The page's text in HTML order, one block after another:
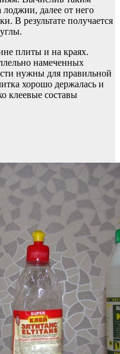
лоджии, далее от него
В результате получается
плиты и на краях.
намеченных
нужны для правильной
хорошо держалась и
клеевые составы